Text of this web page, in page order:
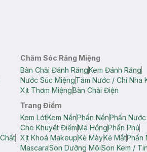
Chăm Sóc Răng Miệng
Bàn Chải Đánh RăngKem Đánh Răng
Nước Súc MiệngTăm Nước / Chỉ Nha
Xịt Thơm MiệngBàn Chải Điện
Trang Điểm
Kem LótKem NềnPhấn NềnPhấn
Che Khuyết ĐiểmMá HồngPhấn Phủ
Xịt Khoá MakeupKẻ MàyKẻ MắtPhấn
MascaraSon Dưỡng MôiSon Kem /